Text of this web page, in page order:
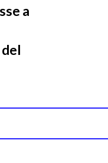
a